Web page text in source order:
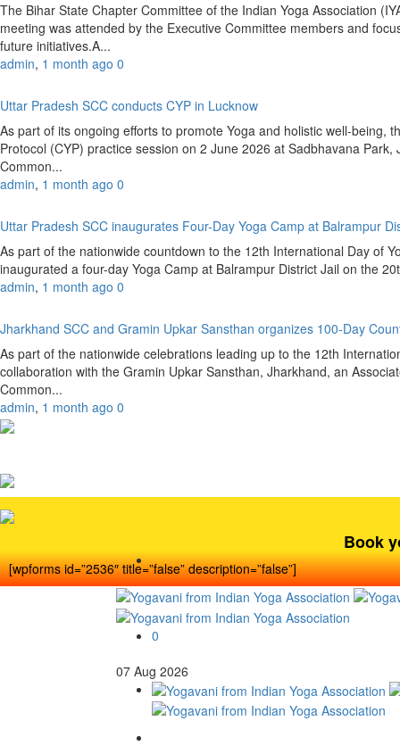
The Bihar State Chapter Committee of the Indian Yoga Association
meeting was attended by the Executive Committee members and
future initiatives.A...
admin, 1 month ago 0
Uttar Pradesh SCC conducts CYP in Lucknow
As part of its ongoing efforts to promote Yoga and holistic well-being,
Protocol (CYP) practice session on 2 June 2026 at Sadbhavana
Common...
admin, 1 month ago 0
Uttar Pradesh SCC inaugurates Four-Day Yoga Camp at Balrampur
As part of the nationwide countdown to the 12th International Day of
inaugurated a four-day Yoga Camp at Balrampur District Jail on the
admin, 1 month ago 0
Jharkhand SCC and Gramin Upkar Sansthan organizes 100-Day
As part of the nationwide celebrations leading up to the 12th
collaboration with the Gramin Upkar Sansthan, Jharkhand, an
Common...
admin, 1 month ago 0
Book
[wpforms id=”2536″ title=”false” description=”false”]
0
07 Aug 2026